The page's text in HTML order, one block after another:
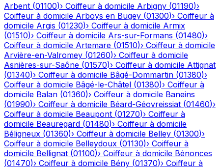
Arbent (01100)› Coiffeur à domicile Arbigny (01190)›
Coiffeur à domicile Arboys en Bugey (01300)› Coiffeur à
domicile Argis (01230)› Coiffeur à domicile Armix
(01510)› Coiffeur à domicile Ars-sur-Formans (01480)›
Coiffeur à domicile Artemare (01510)› Coiffeur à domicile
Arvière-en-Valromey (01260)› Coiffeur à domicile
Asnières-sur-Saône (01570)› Coiffeur à domicile Attignat
(01340)› Coiffeur à domicile Bâgé-Dommartin (01380)›
Coiffeur à domicile Bâgé-le-Châtel (01380)› Coiffeur à
domicile Balan (01360)› Coiffeur à domicile Baneins
(01990)› Coiffeur à domicile Béard-Géovreissiat (01460)›
Coiffeur à domicile Beaupont (01270)› Coiffeur à
domicile Beauregard (01480)› Coiffeur à domicile
Béligneux (01360)› Coiffeur à domicile Belley (01300)›
Coiffeur à domicile Belleydoux (01130)› Coiffeur à
domicile Bellignat (01100)› Coiffeur à domicile Bénonces
(01470)› Coiffeur à domicile Bény (01370)› Coiffeur à